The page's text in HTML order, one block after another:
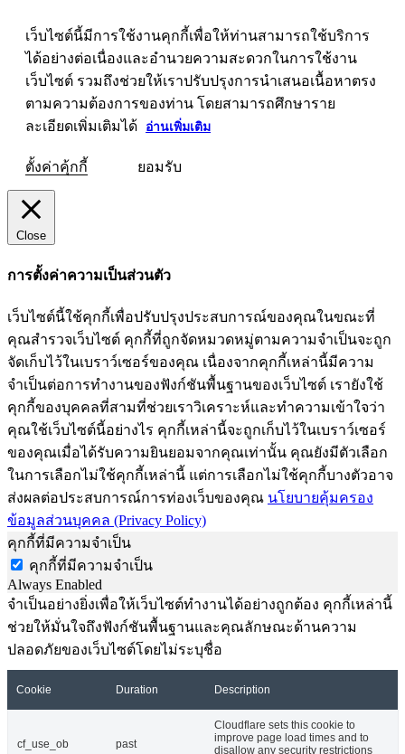
เว็บไซต์นี้มีการใช้งานคุกกี้เพื่อให้ท่านสามารถใช้บริการ
ได้อย่างต่อเนื่องและอำนวยความสะดวกในการใช้งาน
เว็บไซต์ รวมถึงช่วยให้เราปรับปรุงการนำเสนอเนื้อหาตรง
ตามความต้องการของท่าน โดยสามารถศึกษาราย
ละเอียดเพิ่มเติมได้
อ่านเพิ่มเติม
ตั้งค่าคุ้กกี้ ยอมรับ
Close
การตั้งค่าความเป็นส่วนตัว
เว็บไซต์นี้ใช้คุกกี้เพื่อปรับปรุงประสบการณ์ของคุณในขณะที่
คุณสำรวจเว็บไซต์ คุกกี้ที่ถูกจัดหมวดหมู่ตามความจำเป็นจะถูก
จัดเก็บไว้ในเบราว์เซอร์ของคุณ เนื่องจากคุกกี้เหล่านี้มีความ
จำเป็นต่อการทำงานของฟังก์ชันพื้นฐานของเว็บไซต์ เรายังใช้
คุกกี้ของบุคคลที่สามที่ช่วยเราวิเคราะห์และทำความเข้าใจว่า
คุณใช้เว็บไซต์นี้อย่างไร คุกกี้เหล่านี้จะถูกเก็บไว้ในเบราว์เซอร์
ของคุณเมื่อได้รับความยินยอมจากคุณเท่านั้น คุณยังมีตัวเลือก
ในการเลือกไม่ใช้คุกกี้เหล่านี้ แต่การเลือกไม่ใช้คุกกี้บางตัวอาจ
ส่งผลต่อประสบการณ์การท่องเว็บของคุณ นโยบายคุ้มครอง
ข้อมูลส่วนบุคคล (Privacy Policy)
คุกกี้ที่มีความจำเป็น
คุกกี้ที่มีความจำเป็น
Always Enabled
จำเป็นอย่างยิ่งเพื่อให้เว็บไซต์ทำงานได้อย่างถูกต้อง คุกกี้เหล่านี้
ช่วยให้มั่นใจถึงฟังก์ชันพื้นฐานและคุณลักษณะด้านความ
ปลอดภัยของเว็บไซต์โดยไม่ระบุชื่อ
Cookie Duration Description
cf_use_ob past
Cloudflare sets this cookie to
improve page load times and to
disallow any security restrictions